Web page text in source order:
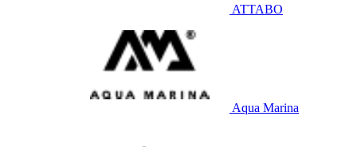
ATTABO
Aqua Marina